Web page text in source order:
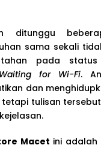
ditunggu
sama sekali
pada status
Waiting for Wi-Fi.
dan
tetapi tulisan
Macet ini